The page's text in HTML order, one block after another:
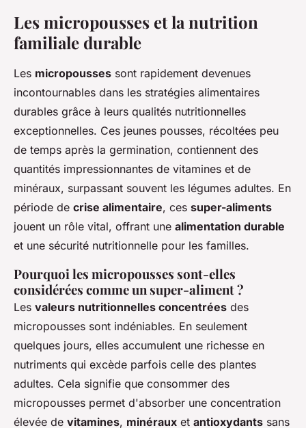
Les micropousses et la nutrition
familiale durable
Les micropousses sont rapidement devenues
incontournables dans les stratégies alimentaires
durables grâce à leurs qualités nutritionnelles
exceptionnelles. Ces jeunes pousses, récoltées peu
de temps après la germination, contiennent des
quantités impressionnantes de vitamines et de
minéraux, surpassant souvent les légumes adultes. En
période de crise alimentaire, ces super-aliments
jouent un rôle vital, offrant une alimentation durable
et une sécurité nutritionnelle pour les familles.
Pourquoi les micropousses sont-elles
considérées comme un super-aliment ?
Les valeurs nutritionnelles concentrées des
micropousses sont indéniables. En seulement
quelques jours, elles accumulent une richesse en
nutriments qui excède parfois celle des plantes
adultes. Cela signifie que consommer des
micropousses permet d'absorber une concentration
élevée de vitamines, minéraux et antioxydants sans